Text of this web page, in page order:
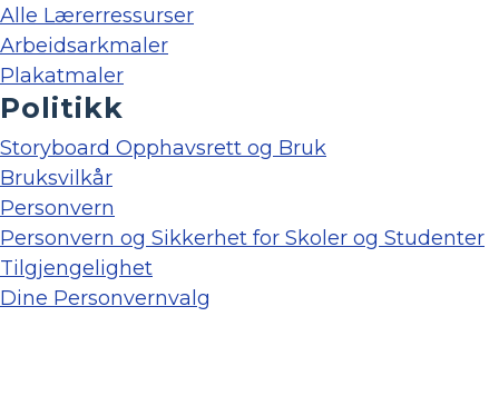
Alle Lærerressurser
Arbeidsarkmaler
Plakatmaler
Politikk
Storyboard Opphavsrett og Bruk
Bruksvilkår
Personvern
Personvern og Sikkerhet for Skoler og Studenter
Tilgjengelighet
Dine Personvernvalg